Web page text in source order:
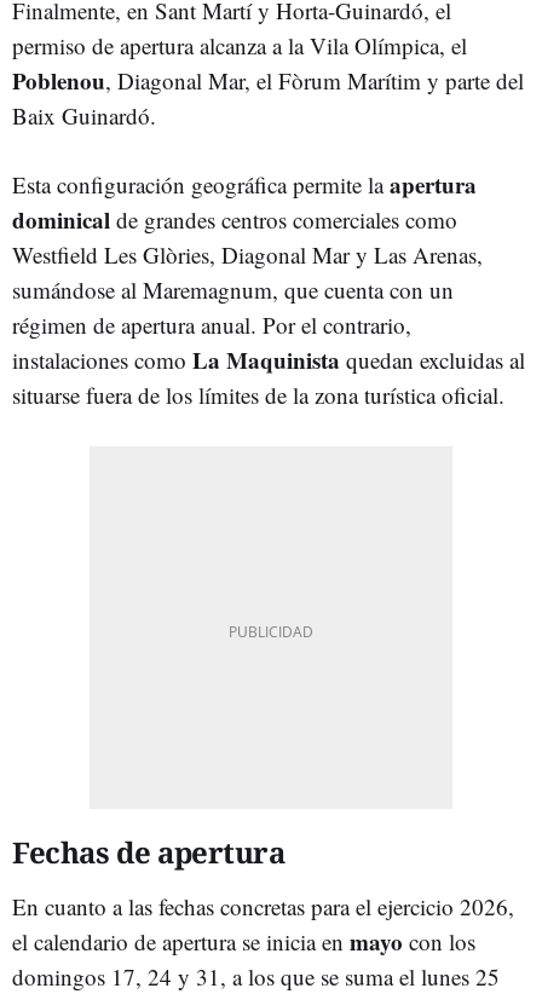
Finalmente, en Sant Martí y Horta-Guinardó, el
permiso de apertura alcanza a la Vila Olímpica, el
Poblenou, Diagonal Mar, el Fòrum Marítim y parte del
Baix Guinardó.
Esta configuración geográfica permite laapertura
dominical de grandes centros comerciales como
Westfield Les Glòries, Diagonal Mar y Las Arenas,
sumándose al Maremagnum, que cuenta con un
régimen de apertura anual. Por el contrario,
instalaciones como La Maquinista quedan excluidas al
situarse fuera de los límites de la zona turística oficial.
Fechas de apertura
En cuanto a las fechas concretas para el ejercicio 2026,
el calendario de apertura se inicia en mayo con los
domingos 17, 24 y 31, a los que se suma el lunes 25